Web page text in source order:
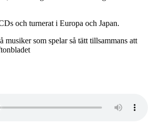
och turnerat i Europa och Japan.
musiker som spelar så tätt tillsammans att